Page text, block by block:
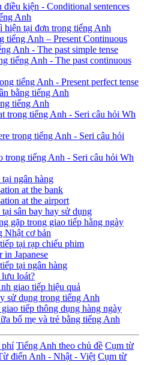
kiện - Conditional sentences
Anh
hiện tại đơn trong tiếng Anh
tiếng Anh – Present Continuous
Anh - The past simple tense
tiếng Anh - The past continuous
tiếng Anh - Present perfect tense
bằng tiếng Anh
tiếng Anh
trong tiếng Anh - Seri câu hỏi Wh
trong tiếng Anh - Seri câu hỏi
trong tiếng Anh - Seri câu hỏi Wh
ngân hàng
at the bank
at the airport
sân bay hay sử dụng
gặp trong giao tiếp hằng ngày
Nhật cơ bản
tại rạp chiếu phim
in Japanese
tại ngân hàng
lưu loát?
giao tiếp hiệu quả
sử dụng trong tiếng Anh
tiếp thông dụng hàng ngày
bố mẹ và trẻ bằng tiếng Anh
phí Tiếng Anh theo chủ đề Cụm từ
điển Anh - Nhật - Việt Cụm từ